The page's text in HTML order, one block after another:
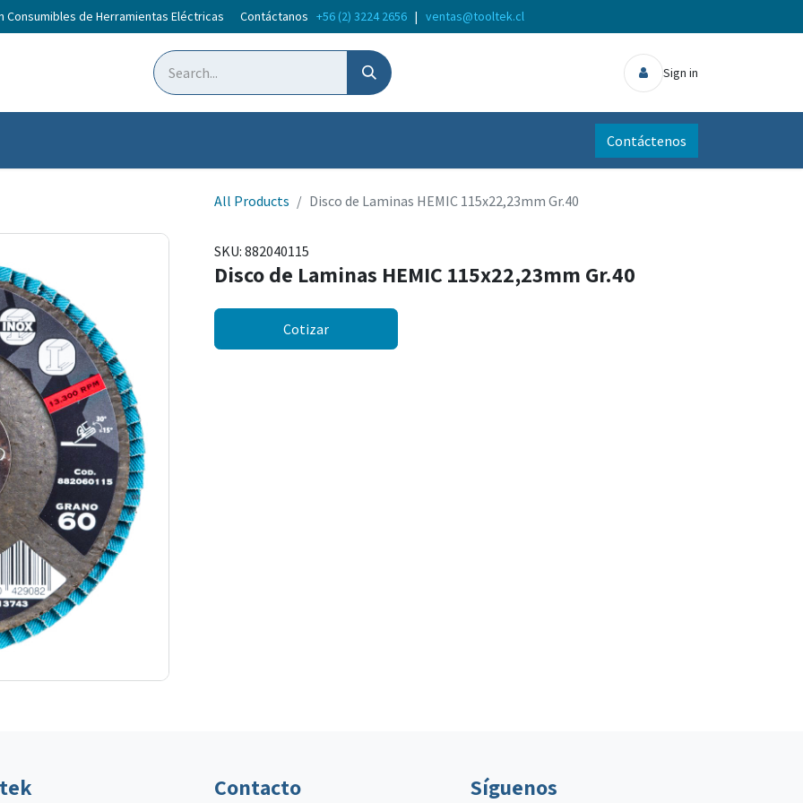
Consumibles de Herramientas Eléctricas Contáctanos +56 (2) 3224 2656 | ventas@tooltek.cl
Sign in
Contáctenos
All Products Disco de Laminas HEMIC 115x22,23mm Gr.40
SKU: 882040115
Disco de Laminas HEMIC 115x22,23mm Gr.40
Cotizar
Contacto Síguenos